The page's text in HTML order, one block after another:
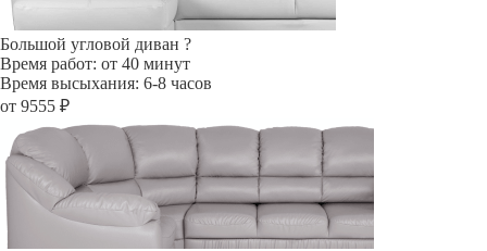
Большой угловой диван ?
Время работ: от 40 минут
Время высыхания: 6-8 часов
от 9555 ₽